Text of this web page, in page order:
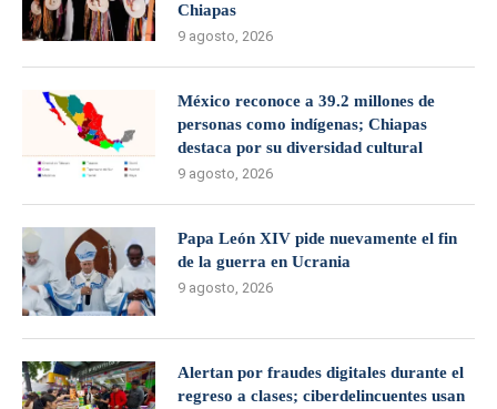
Chiapas
9 agosto, 2026
México reconoce a 39.2 millones de
personas como indígenas; Chiapas
destaca por su diversidad cultural
9 agosto, 2026
Papa León XIV pide nuevamente el fin
de la guerra en Ucrania
9 agosto, 2026
Alertan por fraudes digitales durante el
regreso a clases; ciberdelincuentes usan